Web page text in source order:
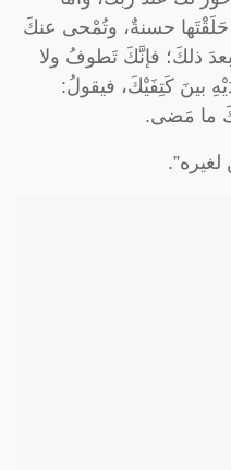
حسنةٌ، وتُمْحى عنكَ
ذلكَ؛ فإنَّكَ تَطوفُ ولا
بينَ كَتِفَيْكَ، فيقولُ:
ما مَضى.